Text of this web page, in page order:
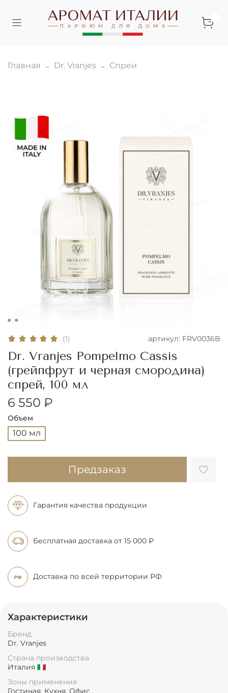
Главная Dr. Vranjes Спреи
(1) артикул: FRV0036B
Dr. Vranjes Pompelmo Cassis
(грейпфрут и черная смородина)
спрей, 100 мл
6 550 ₽
Объем
100 мл
Предзаказ
Гарантия качества продукции
Бесплатная доставка от 15 000 ₽
Доставка по всей территории РФ
Характеристики
Бренд
Dr. Vranjes
Страна производства
Италия 🇮🇹
Зоны применения
Гостиная, Кухня, Офис